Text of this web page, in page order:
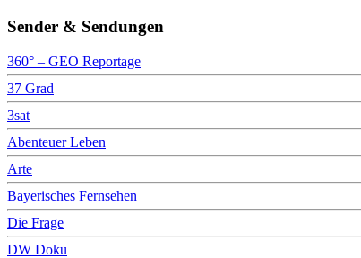
Sender & Sendungen
360° – GEO Reportage
37 Grad
3sat
Abenteuer Leben
Arte
Bayerisches Fernsehen
Die Frage
DW Doku